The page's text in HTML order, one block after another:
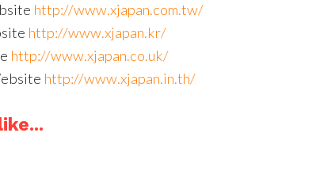
http://www.xjapan.com.tw/
http://www.xjapan.kr/
http://www.xjapan.co.uk/
http://www.xjapan.in.th/